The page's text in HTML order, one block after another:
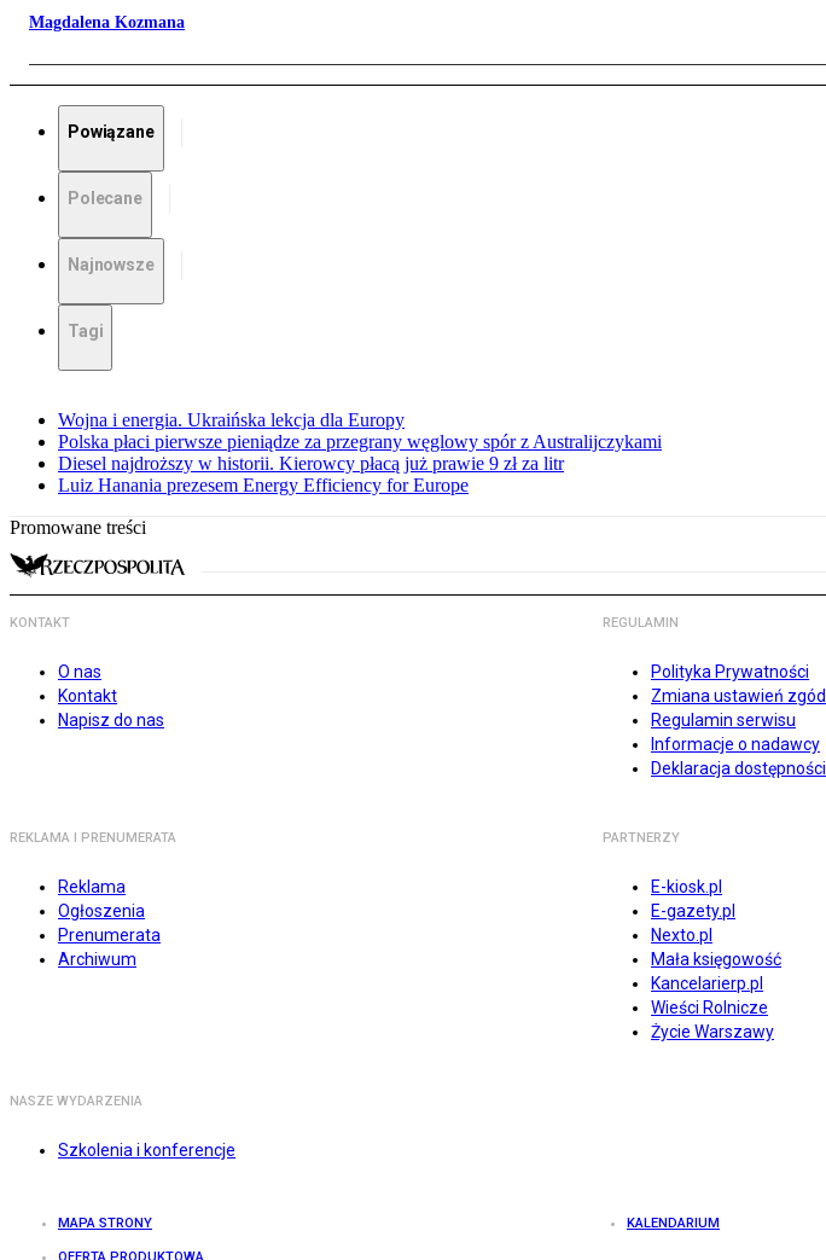
Magdalena Kozmana
Powiązane
Polecane
Najnowsze
Tagi
Wojna i energia. Ukraińska lekcja dla Europy
Polska płaci pierwsze pieniądze za przegrany węglowy spór z Australijczykami
Diesel najdroższy w historii. Kierowcy płacą już prawie 9 zł za litr
Luiz Hanania prezesem Energy Efficiency for Europe
Promowane treści
KONTAKT
O nas
Kontakt
Napisz do nas
REGULAMIN
Polityka Prywatności
Zmiana ustawień zgód
Regulamin serwisu
Informacje o nadawcy
Deklaracja dostępności
REKLAMA I PRENUMERATA
Reklama
Ogłoszenia
Prenumerata
Archiwum
PARTNERZY
E-kiosk.pl
E-gazety.pl
Nexto.pl
Mała księgowość
Kancelarierp.pl
Wieści Rolnicze
Życie Warszawy
NASZE WYDARZENIA
Szkolenia i konferencje
MAPA STRONY KALENDARIUM